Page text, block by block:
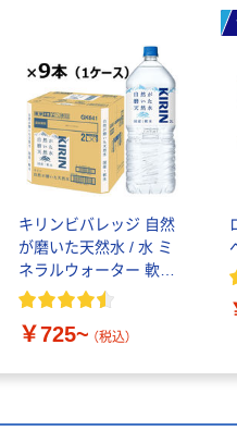
キリンビバレッジ 自然
が磨いた天然水 / 水 ミ
ネラルウォーター 軟水
2L 600ml ペットボトル
￥725~ （税込）